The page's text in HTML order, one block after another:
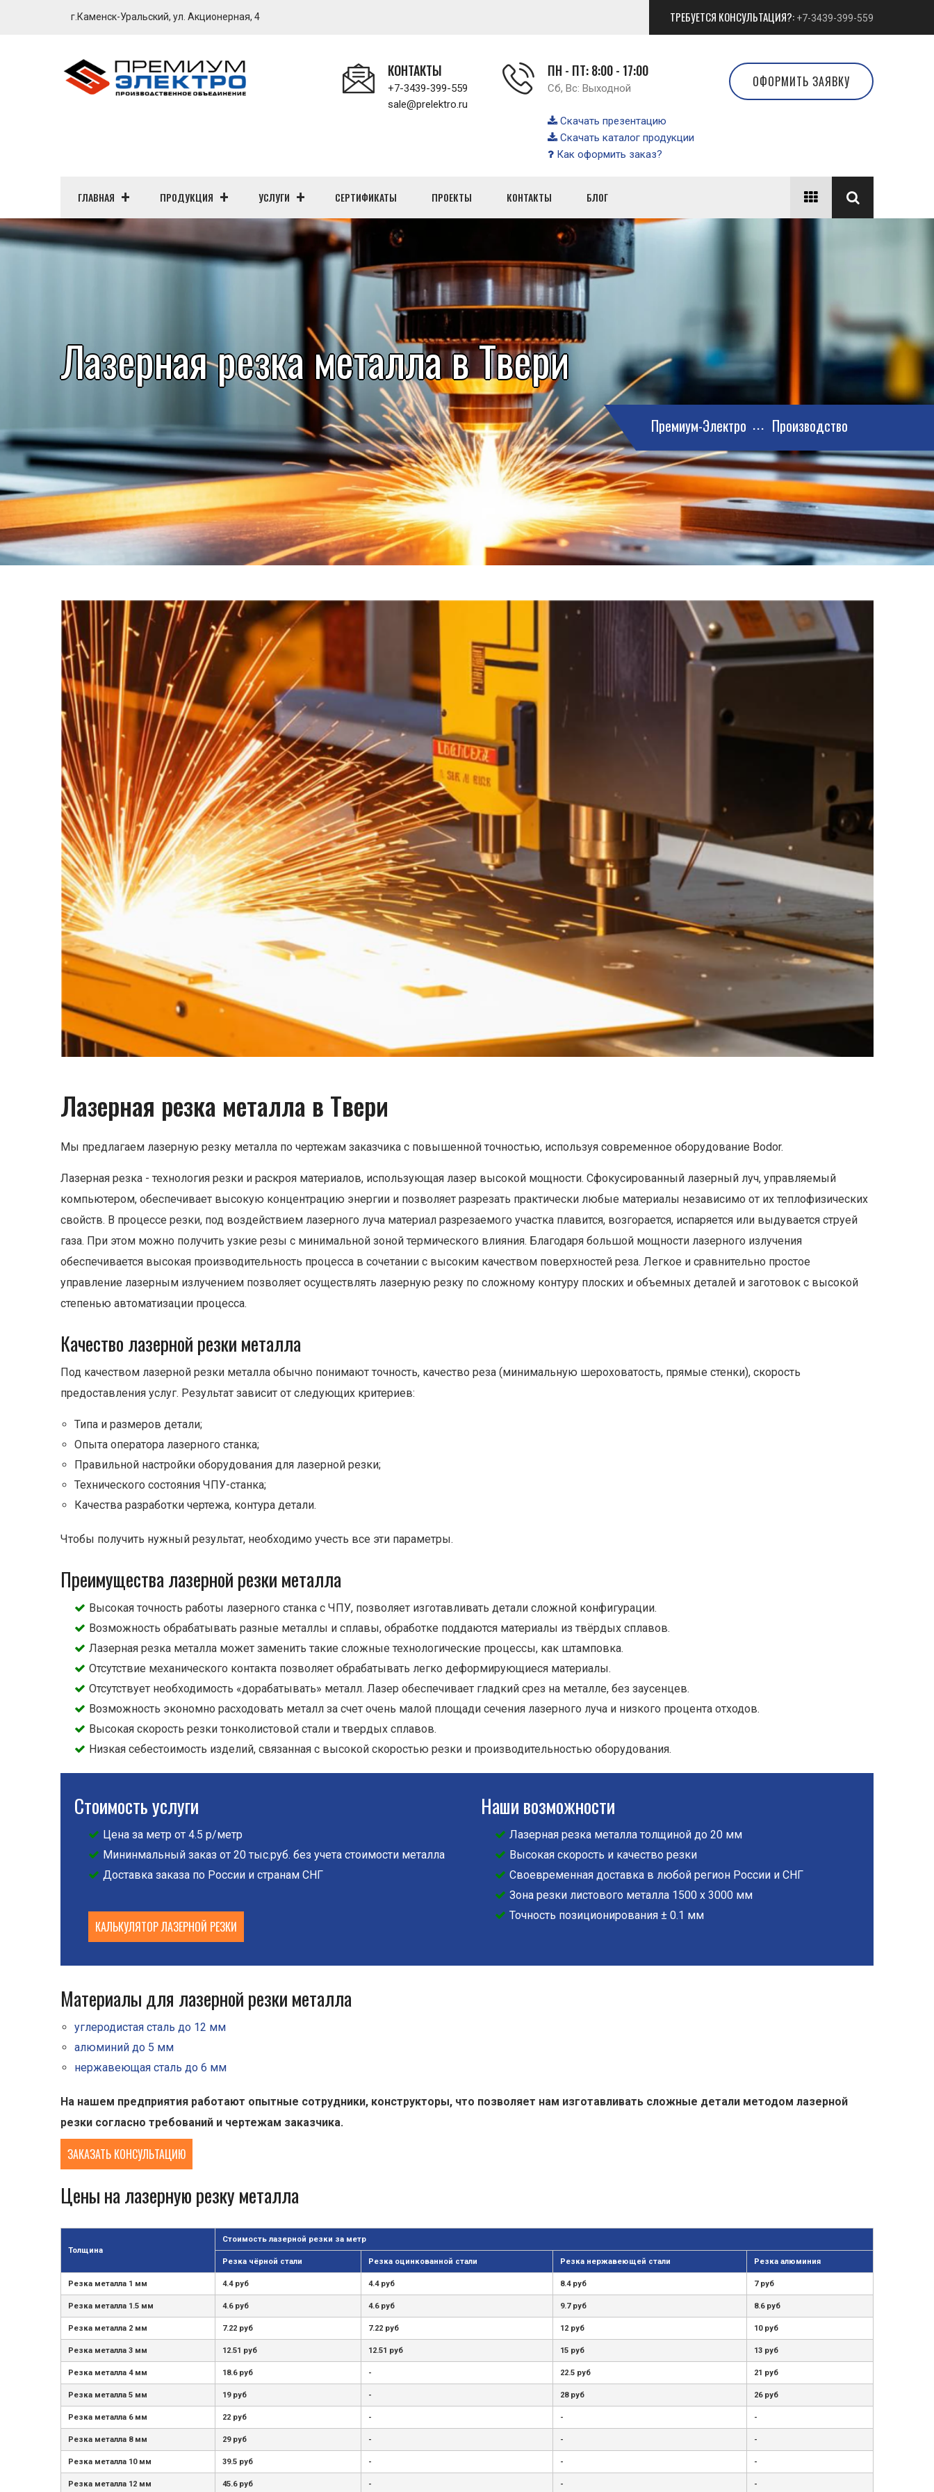
г.Каменск-Уральский, ул. Акционерная, 4 ТРЕБУЕТСЯ КОНСУЛЬТАЦИЯ?: +7-3439-399-559
КОНТАКТЫ
+7-3439-399-559
sale@prelektro.ru
ПН - ПТ: 8:00 - 17:00
Сб, Вс: Выходной
Скачать презентацию
Скачать каталог продукции
Как оформить заказ?
ОФОРМИТЬ ЗАЯВКУ
ГЛАВНАЯ ПРОДУКЦИЯ УСЛУГИ СЕРТИФИКАТЫ ПРОЕКТЫ КОНТАКТЫ БЛОГ
Лазерная резка металла в Твери
Премиум-Электро Производство
Лазерная резка металла в Твери
Мы предлагаем лазерную резку металла по чертежам заказчика с повышенной точностью, используя современное оборудование Bodor.
Лазерная резка - технология резки и раскроя материалов, использующая лазер высокой мощности. Сфокусированный лазерный луч, управляемый
компьютером, обеспечивает высокую концентрацию энергии и позволяет разрезать практически любые материалы независимо от их теплофизических
свойств. В процессе резки, под воздействием лазерного луча материал разрезаемого участка плавится, возгорается, испаряется или выдувается струей
газа. При этом можно получить узкие резы с минимальной зоной термического влияния. Благодаря большой мощности лазерного излучения
обеспечивается высокая производительность процесса в сочетании с высоким качеством поверхностей реза. Легкое и сравнительно простое
управление лазерным излучением позволяет осуществлять лазерную резку по сложному контуру плоских и объемных деталей и заготовок с высокой
степенью автоматизации процесса.
Качество лазерной резки металла
Под качеством лазерной резки металла обычно понимают точность, качество реза (минимальную шероховатость, прямые стенки), скорость
предоставления услуг. Результат зависит от следующих критериев:
Типа и размеров детали;
Опыта оператора лазерного станка;
Правильной настройки оборудования для лазерной резки;
Технического состояния ЧПУ-станка;
Качества разработки чертежа, контура детали.
Чтобы получить нужный результат, необходимо учесть все эти параметры.
Преимущества лазерной резки металла
Высокая точность работы лазерного станка с ЧПУ, позволяет изготавливать детали сложной конфигурации.
Возможность обрабатывать разные металлы и сплавы, обработке поддаются материалы из твёрдых сплавов.
Лазерная резка металла может заменить такие сложные технологические процессы, как штамповка.
Отсутствие механического контакта позволяет обрабатывать легко деформирующиеся материалы.
Отсутствует необходимость «дорабатывать» металл. Лазер обеспечивает гладкий срез на металле, без заусенцев.
Возможность экономно расходовать металл за счет очень малой площади сечения лазерного луча и низкого процента отходов.
Высокая скорость резки тонколистовой стали и твердых сплавов.
Низкая себестоимость изделий, связанная с высокой скоростью резки и производительностью оборудования.
Стоимость услуги
Цена за метр от 4.5 р/метр
Мининмальный заказ от 20 тыс.руб. без учета стоимости металла
Доставка заказа по России и странам СНГ
КАЛЬКУЛЯТОР ЛАЗЕРНОЙ РЕЗКИ
Наши возможности
Лазерная резка металла толщиной до 20 мм
Высокая скорость и качество резки
Своевременная доставка в любой регион России и СНГ
Зона резки листового металла 1500 х 3000 мм
Точность позиционирования ± 0.1 мм
Материалы для лазерной резки металла
углеродистая сталь до 12 мм
алюминий до 5 мм
нержавеющая сталь до 6 мм
На нашем предприятия работают опытные сотрудники, конструкторы, что позволяет нам изготавливать сложные детали методом лазерной
резки согласно требований и чертежам заказчика.
ЗАКАЗАТЬ КОНСУЛЬТАЦИЮ
Цены на лазерную резку металла
Толщина
Стоимость лазерной резки за метр
Резка чёрной стали Резка оцинкованной стали Резка нержавеющей стали Резка алюминия
Резка металла 1 мм 4.4 руб 4.4 руб 8.4 руб 7 руб
Резка металла 1.5 мм 4.6 руб 4.6 руб 9.7 руб 8.6 руб
Резка металла 2 мм 7.22 руб 7.22 руб 12 руб 10 руб
Резка металла 3 мм 12.51 руб 12.51 руб 15 руб 13 руб
Резка металла 4 мм 18.6 руб - 22.5 руб 21 руб
Резка металла 5 мм 19 руб - 28 руб 26 руб
Резка металла 6 мм 22 руб - - -
Резка металла 8 мм 29 руб - - -
Резка металла 10 мм 39.5 руб - - -
Резка металла 12 мм 45.6 руб - - -